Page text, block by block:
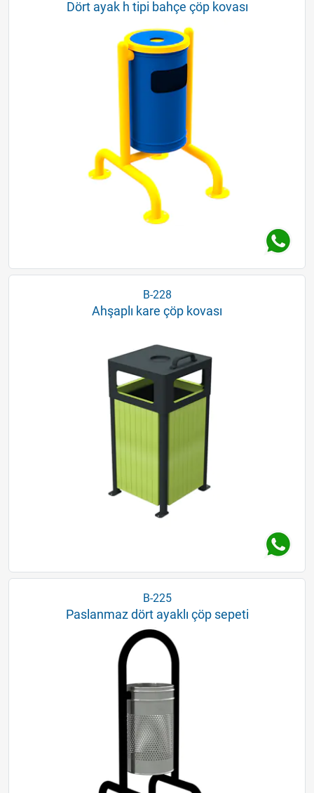
Dört ayak h tipi bahçe çöp kovası
B-228
Ahşaplı kare çöp kovası
B-225
Paslanmaz dört ayaklı çöp sepeti